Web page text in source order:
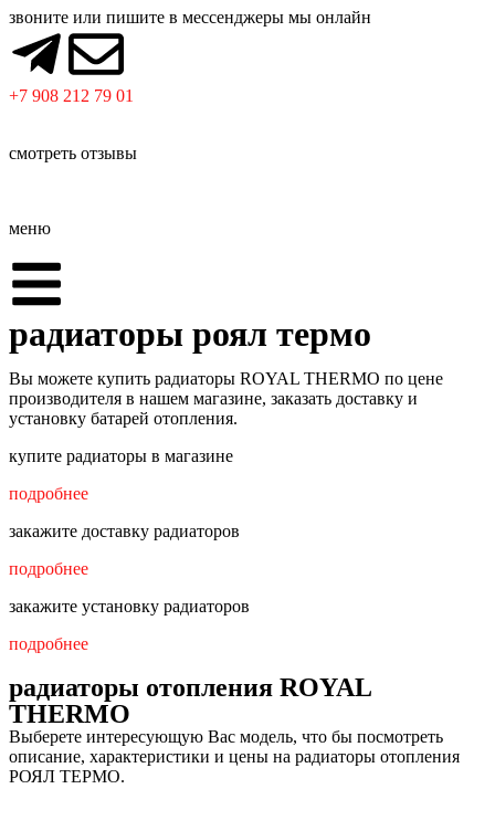
звоните или пишите в мессенджеры мы онлайн
+7 908 212 79 01
смотреть отзывы
меню
радиаторы роял термо
Вы можете купить радиаторы ROYAL THERMO по цене
производителя в нашем магазине, заказать доставку и
установку батарей отопления.
купите радиаторы в магазине
подробнее
закажите доставку радиаторов
подробнее
закажите установку радиаторов
подробнее
радиаторы отопления ROYAL
THERMO
Выберете интересующую Вас модель, что бы посмотреть
описание, характеристики и цены на радиаторы отопления
РОЯЛ ТЕРМО.